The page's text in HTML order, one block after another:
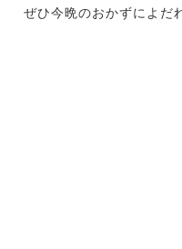
ぜひ今晩のおかずによだ